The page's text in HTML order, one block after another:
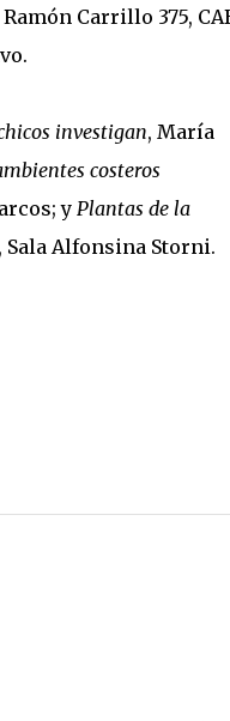
Carrillo 375,
investigan, María
costeros
y Plantas de la
Sala Alfonsina Storni.